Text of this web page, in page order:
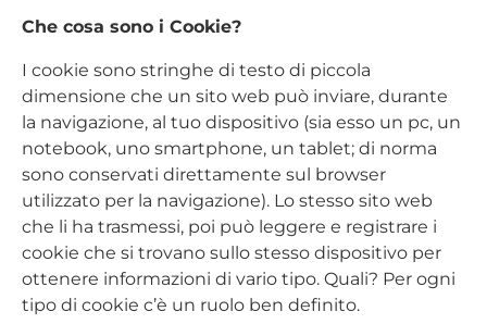
Che cosa sono i Cookie?
I cookie sono stringhe di testo di piccola
dimensione che un sito web può inviare, durante
la navigazione, al tuo dispositivo (sia esso un pc, un
notebook, uno smartphone, un tablet; di norma
sono conservati direttamente sul browser
utilizzato per la navigazione). Lo stesso sito web
che li ha trasmessi, poi può leggere e registrare i
cookie che si trovano sullo stesso dispositivo per
ottenere informazioni di vario tipo. Quali? Per ogni
tipo di cookie c’è un ruolo ben definito.